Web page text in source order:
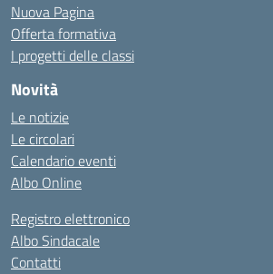
Nuova Pagina
Offerta formativa
I progetti delle classi
Novità
Le notizie
Le circolari
Calendario eventi
Albo Online
Registro elettronico
Albo Sindacale
Contatti